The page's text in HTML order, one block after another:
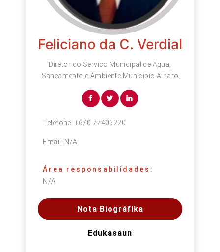
Feliciano da C. Verdial
Diretor do Servico Municipal de Agua,
Saneamento e Ambiente Municipio Ainaro
Telefone: +670 77406220
Email: N/A
Área responsabilidades:
N/A
Nota Biográfika
Edukasaun